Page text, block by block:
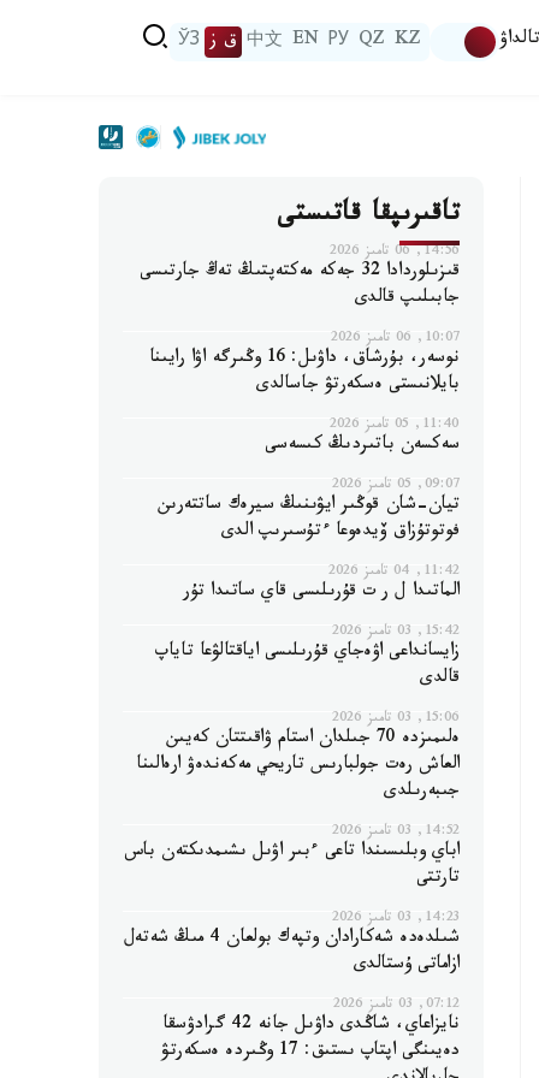
تالداۋ KZ
QZ
РУ
EN
中文 ق ز ЎЗ
تاقىرىپقا قاتىستى
14:56, 06 تامىز 2026
قىزىلوردادا 32 جەكە مەكتەپتىڭ تەڭ جارتىسى
جابىلىپ قالدى
10:07, 06 تامىز 2026
نوسەر، بۇرشاق، داۋىل: 16 وڭىرگە اۋا رايىنا
بايلانىستى ەسكەرتۋ جاسالدى
11:40, 05 تامىز 2026
سەكسەن باتىردىڭ كىسەسى
09:07, 05 تامىز 2026
تيان-شان قوڭىر ايۋىنىڭ سيرەك ساتتەرىن
فوتوتۇزاق ۆيدەوعا ءتۇسىرىپ الدى
11:42, 04 تامىز 2026
الماتىدا ل ر ت قۇرىلىسى قاي ساتىدا تۇر
15:42, 03 تامىز 2026
زايسانداعى اۋەجاي قۇرىلىسى اياقتالۋعا تاياپ
قالدى
15:06, 03 تامىز 2026
ەلىمىزدە 70 جىلدان استام ۋاقىتتان كەيىن
العاش رەت جولبارىس تاريحي مەكەندەۋ ارەالىنا
جىبەرىلدى
14:52, 03 تامىز 2026
اباي وبلىسىندا تاعى ءبىر اۋىل ىشىمدىكتەن باس
تارتتى
14:23, 03 تامىز 2026
شىلدەدە شەكارادان وتپەك بولعان 4 مىڭ شەتەل
ازاماتى ۇستالدى
07:12, 03 تامىز 2026
نايزاعاي، شاڭدى داۋىل جانە 42 گرادۋسقا
دەيىنگى اپتاپ ىستىق: 17 وڭىردە ەسكەرتۋ